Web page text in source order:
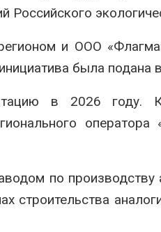
Российского
и ООО
была подана
в 2026 году.
оператора
по производству
строительства